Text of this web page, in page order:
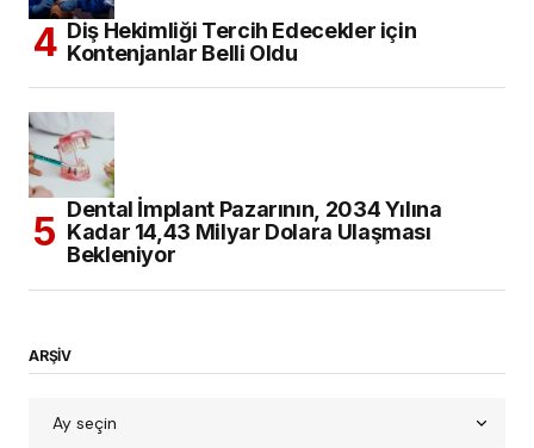
Diş Hekimliği Tercih Edecekler için
Kontenjanlar Belli Oldu
Dental İmplant Pazarının, 2034 Yılına
Kadar 14,43 Milyar Dolara Ulaşması
Bekleniyor
ARŞİV